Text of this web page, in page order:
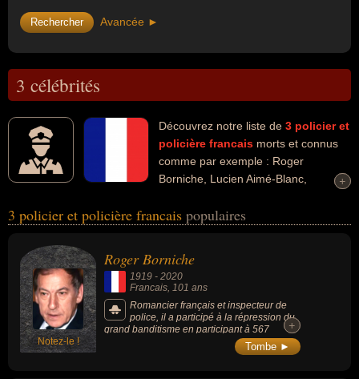
Avancée ►
3 célébrités
Découvrez notre liste de 3 policier et
policière francais morts et connus
comme par exemple : Roger
Borniche, Lucien Aimé-Blanc,
variés dans les domaines de l'art, de la justice ou de la littérature.
homme de loi, romancier, romancier policier, chef de la police,
fonctionnaire, haut fonctionnaire, homme d'état ou préfet.
+
+
3 policier et policière francais populaires
Notez-le !
Roger Borniche
1919 - 2020
Francais, 101 ans
Romancier français et inspecteur de
police, il a participé à la répression du
grand banditisme en participant à 567
arrestations. Il a publié 28 livres dont certains
+
+
Tombe ►